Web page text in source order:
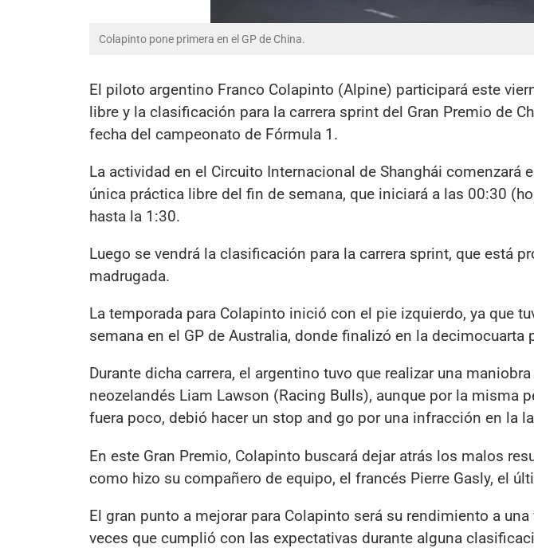
Colapinto pone primera en el GP de China.
El piloto argentino Franco Colapinto (Alpine) participará este
libre y la clasificación para la carrera sprint del Gran Premio de
fecha del campeonato de Fórmula 1.
La actividad en el Circuito Internacional de Shanghái comenzará
única práctica libre del fin de semana, que iniciará a las 00:30
hasta la 1:30.
Luego se vendrá la clasificación para la carrera sprint, que está
madrugada.
La temporada para Colapinto inició con el pie izquierdo, ya que
semana en el GP de Australia, donde finalizó en la decimocuarta
Durante dicha carrera, el argentino tuvo que realizar una
neozelandés Liam Lawson (Racing Bulls), aunque por la misma
fuera poco, debió hacer un stop and go por una infracción en la
En este Gran Premio, Colapinto buscará dejar atrás los malos
como hizo su compañero de equipo, el francés Pierre Gasly, el
El gran punto a mejorar para Colapinto será su rendimiento a
veces que cumplió con las expectativas durante alguna